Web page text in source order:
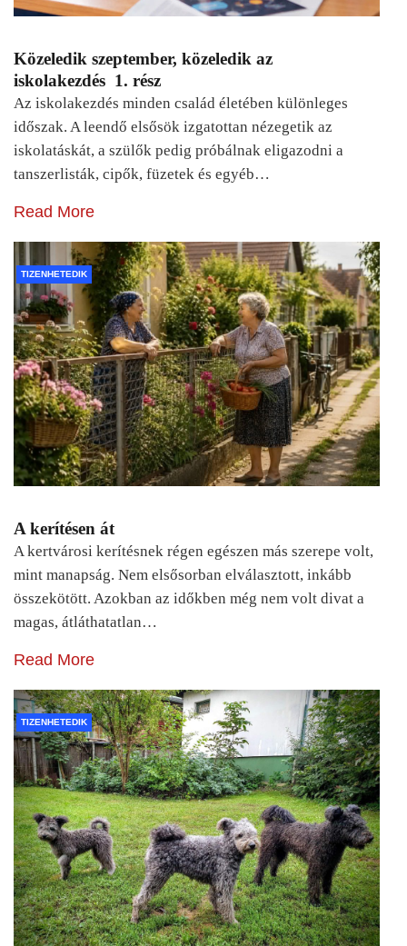
Közeledik szeptember, közeledik az
iskolakezdés 1. rész
Az iskolakezdés minden család életében különleges
időszak. A leendő elsősök izgatottan nézegetik az
iskolatáskát, a szülők pedig próbálnak eligazodni a
tanszerlisták, cipők, füzetek és egyéb…
Read More
TIZENHETEDIK
A kerítésen át
A kertvárosi kerítésnek régen egészen más szerepe volt,
mint manapság. Nem elsősorban elválasztott, inkább
összekötött. Azokban az időkben még nem volt divat a
magas, átláthatatlan…
Read More
TIZENHETEDIK